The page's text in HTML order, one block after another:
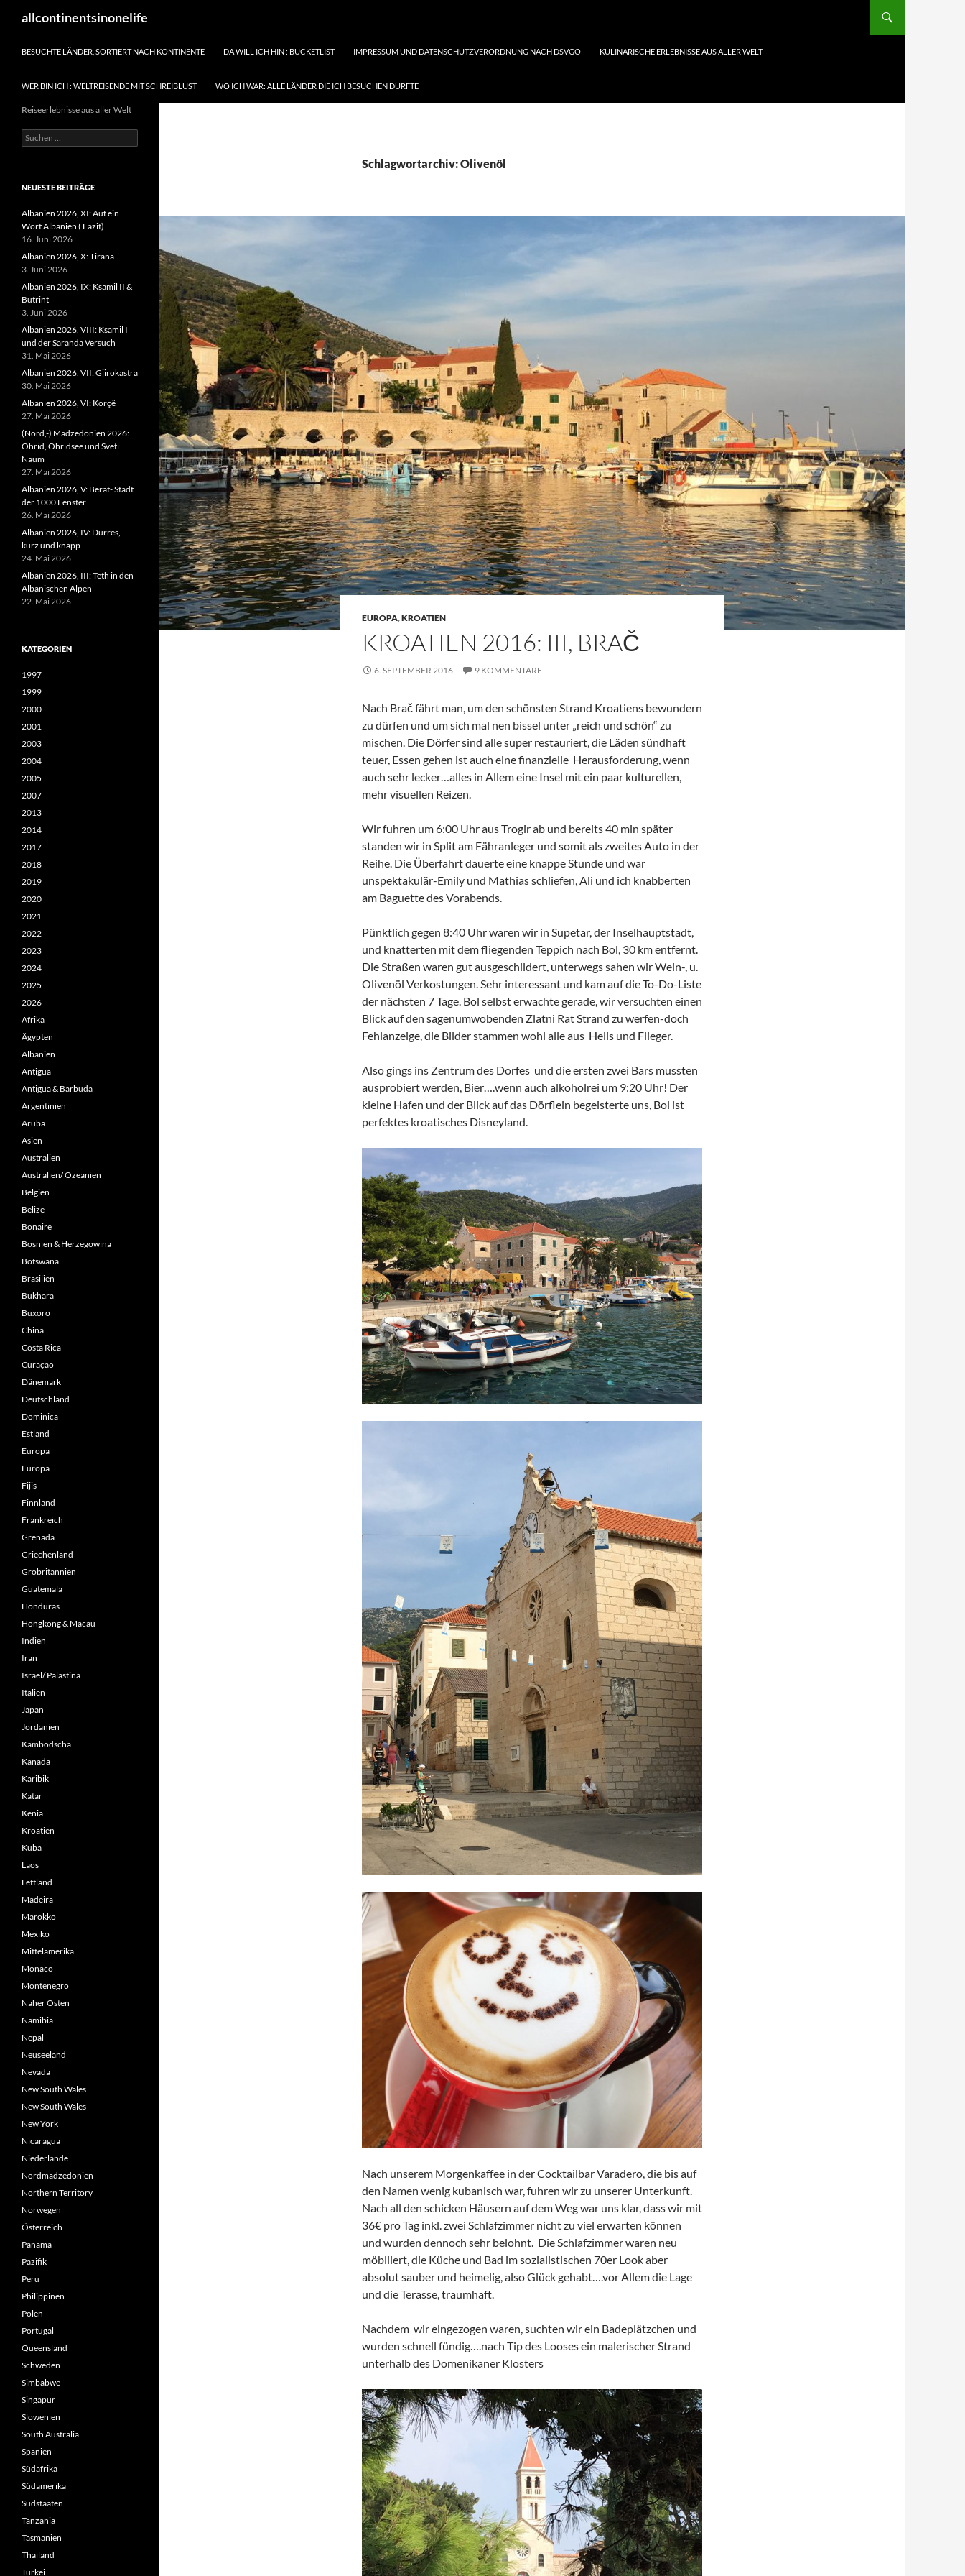
Inhaltallcontinentsinonelife
BESUCHTE LÄNDER, SORTIERT NACH KONTINENTE DA WILL ICH HIN : BUCKETLIST IMPRESSUM UND DATENSCHUTZVERORDNUNG NACH DSVGO KULINARISCHE ERLEBNISSE AUS ALLER WELT
WER BIN ICH : WELTREISENDE MIT SCHREIBLUST WO ICH WAR: ALLE LÄNDER DIE ICH BESUCHEN DURFTE
Schlagwortarchiv: Olivenöl
EUROPA,KROATIEN
KROATIEN 2016: III, BRAČ
6. SEPTEMBER 2016 9 KOMMENTARE
Nach Brač fährt man, um den schönsten Strand Kroatiens bewundern
zu dürfen und um sich mal nen bissel unter „reich und schön“ zu
mischen. Die Dörfer sind alle super restauriert, die Läden sündhaft
teuer, Essen gehen ist auch eine finanzielle Herausforderung, wenn
auch sehr lecker…alles in Allem eine Insel mit ein paar kulturellen,
mehr visuellen Reizen.
Wir fuhren um 6:00 Uhr aus Trogir ab und bereits 40 min später
standen wir in Split am Fähranleger und somit als zweites Auto in der
Reihe. Die Überfahrt dauerte eine knappe Stunde und war
unspektakulär-Emily und Mathias schliefen, Ali und ich knabberten
am Baguette des Vorabends.
Pünktlich gegen 8:40 Uhr waren wir in Supetar, der Inselhauptstadt,
und knatterten mit dem fliegenden Teppich nach Bol, 30 km entfernt.
Die Straßen waren gut ausgeschildert, unterwegs sahen wir Wein-, u.
Olivenöl Verkostungen. Sehr interessant und kam auf die To-Do-Liste
der nächsten 7 Tage. Bol selbst erwachte gerade, wir versuchten einen
Blick auf den sagenumwobenden Zlatni Rat Strand zu werfen-doch
Fehlanzeige, die Bilder stammen wohl alle aus Helis und Flieger.
Also gings ins Zentrum des Dorfes und die ersten zwei Bars mussten
ausprobiert werden, Bier….wenn auch alkoholrei um 9:20 Uhr! Der
kleine Hafen und der Blick auf das Dörflein begeisterte uns, Bol ist
perfektes kroatisches Disneyland.
Nach unserem Morgenkaffee in der Cocktailbar Varadero, die bis auf
den Namen wenig kubanisch war, fuhren wir zu unserer Unterkunft.
Nach all den schicken Häusern auf dem Weg war uns klar, dass wir mit
36€ pro Tag inkl. zwei Schlafzimmer nicht zu viel erwarten können
und wurden dennoch sehr belohnt. Die Schlafzimmer waren neu
möbliiert, die Küche und Bad im sozialistischen 70er Look aber
absolut sauber und heimelig, also Glück gehabt….vor Allem die Lage
und die Terasse, traumhaft.
Nachdem wir eingezogen waren, suchten wir ein Badeplätzchen und
wurden schnell fündig….nach Tip des Looses ein malerischer Strand
unterhalb des Domenikaner Klosters
Reiseerlebnisse aus aller Welt
Suchen
nach:
NEUESTE BEITRÄGE
Albanien 2026, XI: Auf ein
Wort Albanien ( Fazit)
16. Juni 2026
Albanien 2026, X: Tirana
3. Juni 2026
Albanien 2026, IX: Ksamil II &
Butrint
3. Juni 2026
Albanien 2026, VIII: Ksamil I
und der Saranda Versuch
31. Mai 2026
Albanien 2026, VII: Gjirokastra
30. Mai 2026
Albanien 2026, VI: Korçë
27. Mai 2026
(Nord,-) Madzedonien 2026:
Ohrid, Ohridsee und Sveti
Naum
27. Mai 2026
Albanien 2026, V: Berat- Stadt
der 1000 Fenster
26. Mai 2026
Albanien 2026, IV: Dürres,
kurz und knapp
24. Mai 2026
Albanien 2026, III: Teth in den
Albanischen Alpen
22. Mai 2026
KATEGORIEN
1997
1999
2000
2001
2003
2004
2005
2007
2013
2014
2017
2018
2019
2020
2021
2022
2023
2024
2025
2026
Afrika
Ägypten
Albanien
Antigua
Antigua & Barbuda
Argentinien
Aruba
Asien
Australien
Australien/ Ozeanien
Belgien
Belize
Bonaire
Bosnien & Herzegowina
Botswana
Brasilien
Bukhara
Buxoro
China
Costa Rica
Curaçao
Dänemark
Deutschland
Dominica
Estland
Europa
Europa
Fijis
Finnland
Frankreich
Grenada
Griechenland
Grobritannien
Guatemala
Honduras
Hongkong & Macau
Indien
Iran
Israel/ Palästina
Italien
Japan
Jordanien
Kambodscha
Kanada
Karibik
Katar
Kenia
Kroatien
Kuba
Laos
Lettland
Madeira
Marokko
Mexiko
Mittelamerika
Monaco
Montenegro
Naher Osten
Namibia
Nepal
Neuseeland
Nevada
New South Wales
New South Wales
New York
Nicaragua
Niederlande
Nordmadzedonien
Northern Territory
Norwegen
Österreich
Panama
Pazifik
Peru
Philippinen
Polen
Portugal
Queensland
Schweden
Simbabwe
Singapur
Slowenien
South Australia
Spanien
Südafrika
Südamerika
Südstaaten
Tanzania
Tasmanien
Thailand
Türkei